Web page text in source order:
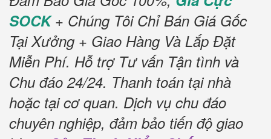
SOCK+ Chúng Tôi Chỉ Bán Giá Gốc
Tại Xưởng + Giao Hàng Và Lắp Đặt
Miễn Phí. Hỗ trợ Tư vấn Tận tình và
Chu đáo 24/24. Thanh toán tại nhà
hoặc tại cơ quan. Dịch vụ chu đáo
chuyên nghiệp, đảm bảo tiến độ giao